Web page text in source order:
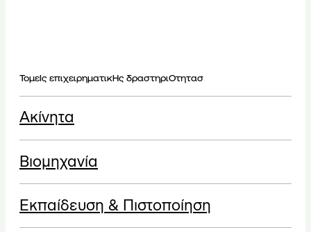
ΤομεΙς επιχειρηματικΗς δραστηριΟτητασ
Ακίνητα
Βιομηχανία
Εκπαίδευση & Πιστοποίηση